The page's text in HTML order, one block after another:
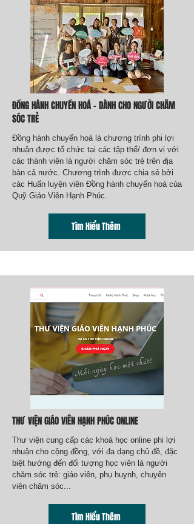
ĐỒNG HÀNH CHUYỂN HOÁ - DÀNH CHO NGƯỜI CHĂM
SÓC TRẺ
Đồng hành chuyển hoá là chương trình phi lợi
nhuận được tổ chức tại các tập thể/ đơn vị với
các thành viên là người chăm sóc trẻ trên địa
bàn cả nước. Chương trình được chia sẻ bởi
các Huấn luyện viên Đồng hành chuyển hoá của
Quỹ Giáo Viên Hạnh Phúc.
Tìm Hiểu Thêm
THƯ VIỆN GIÁO VIÊN HẠNH PHÚC ONLINE
Thư viện cung cấp các khoá học online phi lợi
nhuận cho cộng đồng, với đa dạng chủ đề, đặc
biệt hướng đến đối tượng học viên là người
chăm sóc trẻ: giáo viên, phụ huynh, chuyên
viên chăm sóc...
Tìm Hiểu Thêm